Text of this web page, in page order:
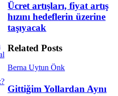
Ücret artışları, fiyat artış
hızını hedeflerin üzerine
taşıyacak
Related Posts
Berna Uytun Önk
Gittiğim Yollardan Aynı